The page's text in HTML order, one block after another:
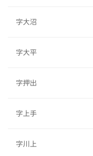
字大沼
字大平
字押出
字上手
字川上